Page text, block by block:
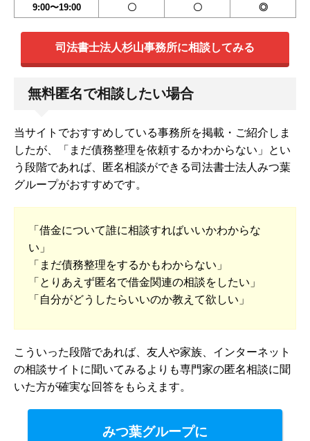
9:00〜19:00 〇 〇 ◎
司法書士法人杉山事務所に相談してみる
無料匿名で相談したい場合
当サイトでおすすめしている事務所を掲載・ご紹介しま
したが、「まだ債務整理を依頼するかわからない」とい
う段階であれば、匿名相談ができる司法書士法人みつ葉
グループがおすすめです。
「借金について誰に相談すればいいかわからな
い」
「まだ債務整理をするかもわからない」
「とりあえず匿名で借金関連の相談をしたい」
「自分がどうしたらいいのか教えて欲しい」
こういった段階であれば、友人や家族、インターネット
の相談サイトに聞いてみるよりも専門家の匿名相談に聞
いた方が確実な回答をもらえます。
みつ葉グループに